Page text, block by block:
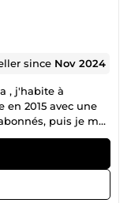
since Nov 2024
, j'habite à
en 2015 avec une
puis je me
pendant 3
ou animée pour
et mes
professionnels !
de vos projets.